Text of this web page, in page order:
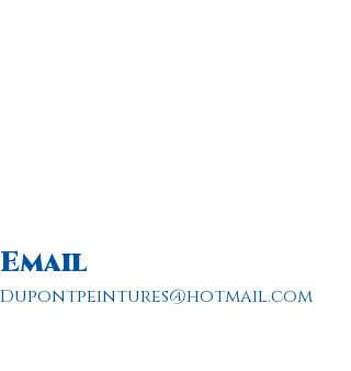
Email
dupontpeintures@hotmail.com